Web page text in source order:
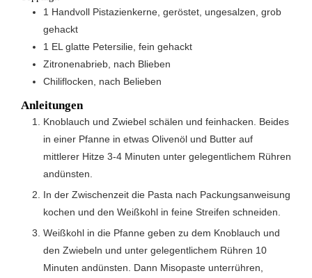
1 Handvoll Pistazienkerne, geröstet, ungesalzen, grob
gehackt
1 EL glatte Petersilie, fein gehackt
Zitronenabrieb, nach Blieben
Chiliflocken, nach Belieben
Anleitungen
Knoblauch und Zwiebel schälen und feinhacken. Beides
in einer Pfanne in etwas Olivenöl und Butter auf
mittlerer Hitze 3-4 Minuten unter gelegentlichem Rühren
andünsten.
In der Zwischenzeit die Pasta nach Packungsanweisung
kochen und den Weißkohl in feine Streifen schneiden.
Weißkohl in die Pfanne geben zu dem Knoblauch und
den Zwiebeln und unter gelegentlichem Rühren 10
Minuten andünsten. Dann Misopaste unterrühren,